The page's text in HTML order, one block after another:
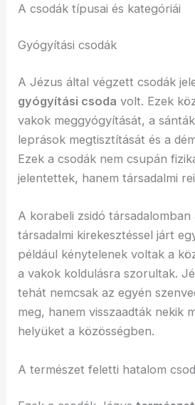
A csodák típusai és kategóriái
Gyógyítási csodák
A Jézus által végzett csodák
gyógyítási csoda volt. Ezek
vakok meggyógyítását, a
leprások megtisztítását és a
Ezek a csodák nem csupán
jelentettek, hanem társadalmi
A korabeli zsidó
társadalmi kirekesztéssel járt
például kénytelenek voltak a
a vakok koldulásra szorultak.
tehát nemcsak az egyén
meg, hanem visszaadták nekik
helyüket a közösségben.
A természet feletti hatalom